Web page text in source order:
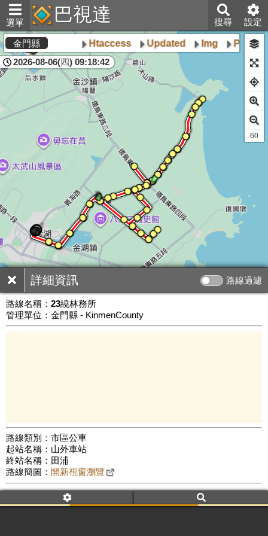
選單 巴視達 搜尋 設定
詳細資訊 路線過濾
路線名稱： 23繞林務所
管理單位：金門縣 - KinmenCounty
路線類別：市區公車
起站名稱：山外車站
終站名稱：田浦
路線簡圖： 開新視窗瀏覽
附屬名稱：23繞林務所
車頭描述：23繞林務所
金門縣 Htaccess Updated Img Poly
2026-08-06(四) 09:18:42
公車數量: 累計8578、上線7537
60